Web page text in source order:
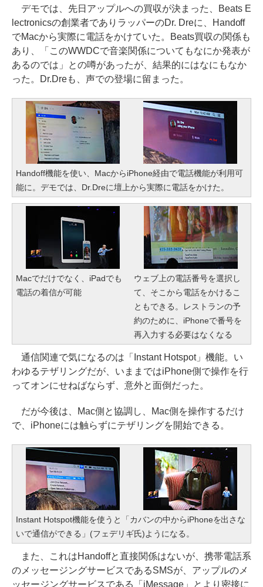
デモでは、先日アップルへの買収が決まった、Beats E
lectronicsの創業者でありラッパーのDr. Dreに、Handoff
でMacから実際に電話をかけていた。Beats買収の関係も
あり、「このWWDCで音楽関係についてもなにか発表が
あるのでは」との噂があったが、結果的にはなにもなか
った。Dr.Dreも、声での登場に留まった。
Handoff機能を使い、MacからiPhone経由で電話機能が利用可
能に。デモでは、Dr.Dreに壇上から実際に電話をかけた。
Macでだけでなく、iPadでも
電話の着信が可能
ウェブ上の電話番号を選択し
て、そこから電話をかけるこ
ともできる。レストランの予
約のために、iPhoneで番号を
再入力する必要はなくなる
通信関連で気になるのは「Instant Hotspot」機能。い
わゆるテザリングだが、いままではiPhone側で操作を行
ってオンにせねばならず、意外と面倒だった。
だが今後は、Mac側と協調し、Mac側を操作するだけ
で、iPhoneには触らずにテザリングを開始できる。
Instant Hotspot機能を使うと「カバンの中からiPhoneを出さな
いで通信ができる」(フェデリギ氏)ようになる。
また、これはHandoffと直接関係はないが、携帯電話系
のメッセージングサービスであるSMSが、アップルのメ
ッセージングサービスである「iMessage」とより密接に